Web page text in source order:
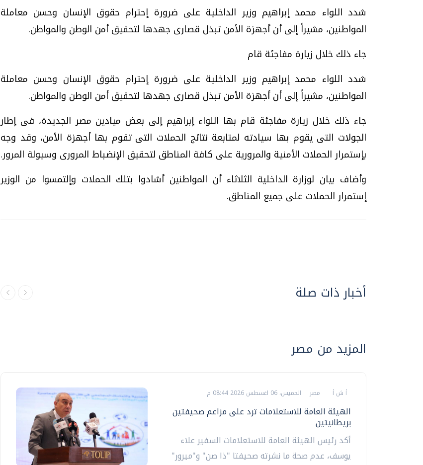
شدد اللواء محمد إبراهيم وزير الداخلية على ضرورة إحترام حقوق الإنسان وحسن معاملة
المواطنين، مشيراً إلى أن أجهزة الأمن تبذل قصارى جهدها لتحقيق أمن الوطن والمواطن.
جاء ذلك خلال زيارة مفاجئة قام
شدد اللواء محمد إبراهيم وزير الداخلية على ضرورة إحترام حقوق الإنسان وحسن معاملة
المواطنين، مشيراً إلى أن أجهزة الأمن تبذل قصارى جهدها لتحقيق أمن الوطن والمواطن.
جاء ذلك خلال زيارة مفاجئة قام بها اللواء إبراهيم إلى بعض ميادين مصر الجديدة، فى إطار
الجولات التى يقوم بها سيادته لمتابعة نتائج الحملات التى تقوم بها أجهزة الأمن، وقد وجه
بإستمرار الحملات الأمنية والمرورية على كافة المناطق لتحقيق الإنضباط المرورى وسيولة المرور.
وأضاف بيان لوزارة الداخلية الثلاثاء أن المواطنين أشادوا بتلك الحملات وإلتمسوا من الوزير
إستمرار الحملات على جميع المناطق.
أخبار ذات صلة
المزيد من مصر
أ ش أ مصر الخميس، 06 اغسطس 2026 08:44 م
الهيئة العامة للاستعلامات ترد على مزاعم صحيفتين
بريطانيتين
أكد رئيس الهيئة العامة للاستعلامات السفير علاء
يوسف، عدم صحة ما نشرته صحيفتا "ذا صن" و"ميرور"
دليلك للتنسيق الجامعي .. تساؤلات
وإجابات
فيديو.. الإعلام الرقمي.. تقنيات واعدة
وتحديات هائلة
موجات الطقس الساخنة.. لماذا تحدث وكيف